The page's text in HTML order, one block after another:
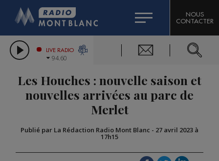
LES CHRONIQUES DE L'EXPERT
CITIZEN MACHINERY
GRAND MASSIF DOMAINES SKIABLES
BIGARD
COMPAGNIE DU MONT-BLANC
NOUS
CONTACTER
LIVE RADIO
94.60
Les Houches : nouvelle saison et
nouvelles arrivées au parc de
Merlet
Publié par La Rédaction Radio Mont Blanc - 27 avril 2023 à
17h15